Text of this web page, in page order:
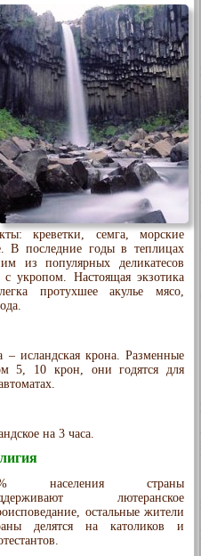
креветки, семга, морские
В последние годы в теплицах
из популярных деликатесов
с укропом. Настоящая экзотика
протухшее акулье мясо,
– исландская крона. Разменные
5, 10 крон, они годятся для
на 3 часа.
населения страны
лютеранское
остальные жители
делятся на католиков и